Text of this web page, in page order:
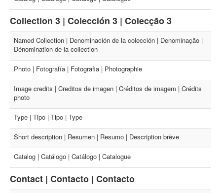
Collection 3 | Colección 3 | Colecção 3
Named Collection | Denominación de la colección | Denominação |
Dénomination de la collection
Photo | Fotografía | Fotografia | Photographie
Image credits | Creditos de imagen | Créditos de imagem | Crédits
photo
Type | Tipo | Tipo | Type
Short description | Resumen | Resumo | Description brève
Catalog | Catálogo | Catálogo | Catalogue
Contact | Contacto | Contacto